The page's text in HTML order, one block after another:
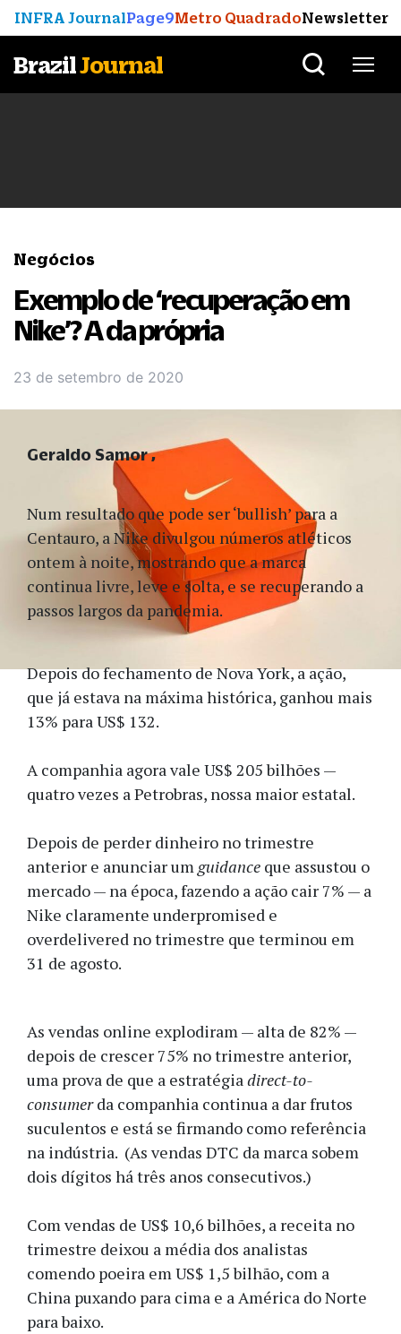
INFRA JournalPage9Metro QuadradoNewsletter
BrazilJournal
Negócios
Exemplo de ‘recuperação em
Nike’? A da própria
23 de setembro de 2020
Num resultado que pode ser ‘bullish’ para a
Centauro, a Nike divulgou números atléticos
ontem à noite, mostrando que a marca
continua livre, leve e solta, e se recuperando a
passos largos da pandemia.
Depois do fechamento de Nova York, a ação,
que já estava na máxima histórica, ganhou mais
13% para US$ 132.
A companhia agora vale US$ 205 bilhões —
quatro vezes a Petrobras, nossa maior estatal.
Depois de perder dinheiro no trimestre
anterior e anunciar um guidance que assustou o
mercado — na época, fazendo a ação cair 7% — a
Nike claramente underpromised e
overdelivered no trimestre que terminou em
31 de agosto.
As vendas online explodiram — alta de 82% —
depois de crescer 75% no trimestre anterior,
uma prova de que a estratégiadirect-to-
consumerda companhia continua a dar frutos
suculentos e está se firmando como referência
na indústria. (As vendas DTC da marca sobem
dois dígitos há três anos consecutivos.)
Com vendas de US$ 10,6 bilhões, a receita no
trimestre deixou a média dos analistas
comendo poeira em US$ 1,5 bilhão, com a
China puxando para cima e a América do Norte
para baixo.
Geraldo Samor